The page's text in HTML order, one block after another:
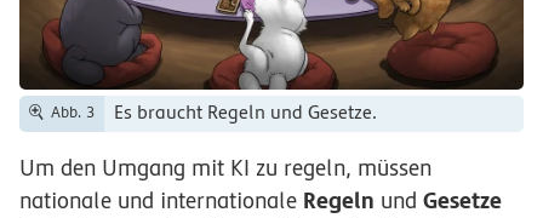
Abb. 3 Es braucht Regeln und Gesetze.
Um den Umgang mit KI zu regeln, müssen
nationale und internationale Regeln und Gesetze